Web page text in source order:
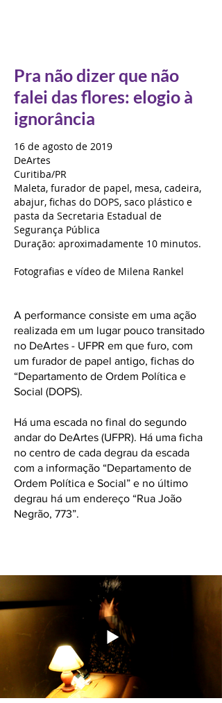
Pra não dizer que não
falei das flores: elogio à
ignorância
16 de agosto de 2019
DeArtes
Curitiba/PR
Maleta, furador de papel, mesa, cadeira,
abajur, fichas do DOPS, saco plástico e
pasta da Secretaria Estadual de
Segurança Pública
Duração: aproximadamente 10 minutos.
Fotografias e vídeo de Milena Rankel
A performance consiste em uma ação
realizada em um lugar pouco transitado
no DeArtes - UFPR em que furo, com
um furador de papel antigo, fichas do
“Departamento de Ordem Política e
Social (DOPS).
Há uma escada no final do segundo
andar do DeArtes (UFPR). Há uma ficha
no centro de cada degrau da escada
com a informação “Departamento de
Ordem Política e Social” e no último
degrau há um endereço “Rua João
Negrão, 773”.